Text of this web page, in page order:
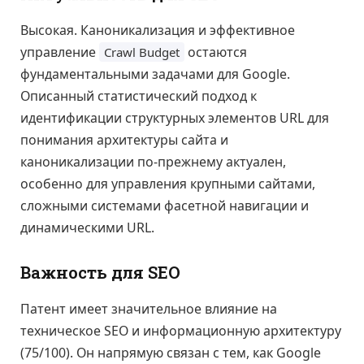
Высокая. Каноникализация и эффективное
управление Crawl Budget остаются
фундаментальными задачами для Google.
Описанный статистический подход к
идентификации структурных элементов URL для
понимания архитектуры сайта и
каноникализации по-прежнему актуален,
особенно для управления крупными сайтами,
сложными системами фасетной навигации и
динамическими URL.
Важность для SEO
Патент имеет значительное влияние на
техническое SEO и информационную архитектуру
(75/100). Он напрямую связан с тем, как Google